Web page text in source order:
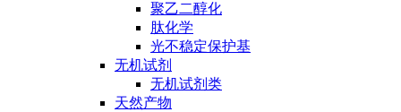
聚乙二醇化
肽化学
光不稳定保护基
无机试剂
无机试剂类
天然产物